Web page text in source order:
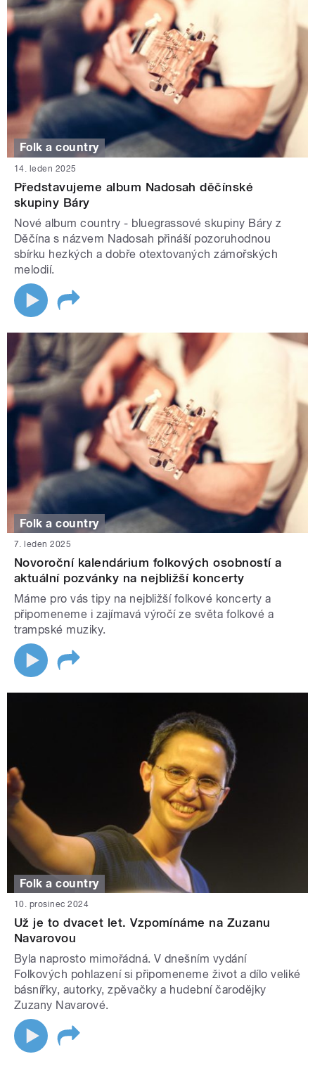
Folk a country
14. leden 2025
Představujeme album Nadosah děčínské
skupiny Báry
Nové album country - bluegrassové skupiny Báry z
Děčína s názvem Nadosah přináší pozoruhodnou
sbírku hezkých a dobře otextovaných zámořských
melodií.
Folk a country
7. leden 2025
Novoroční kalendárium folkových osobností a
aktuální pozvánky na nejbližší koncerty
Máme pro vás tipy na nejbližší folkové koncerty a
připomeneme i zajímavá výročí ze světa folkové a
trampské muziky.
Folk a country
10. prosinec 2024
Už je to dvacet let. Vzpomínáme na Zuzanu
Navarovou
Byla naprosto mimořádná. V dnešním vydání
Folkových pohlazení si připomeneme život a dílo veliké
básnířky, autorky, zpěvačky a hudební čarodějky
Zuzany Navarové.